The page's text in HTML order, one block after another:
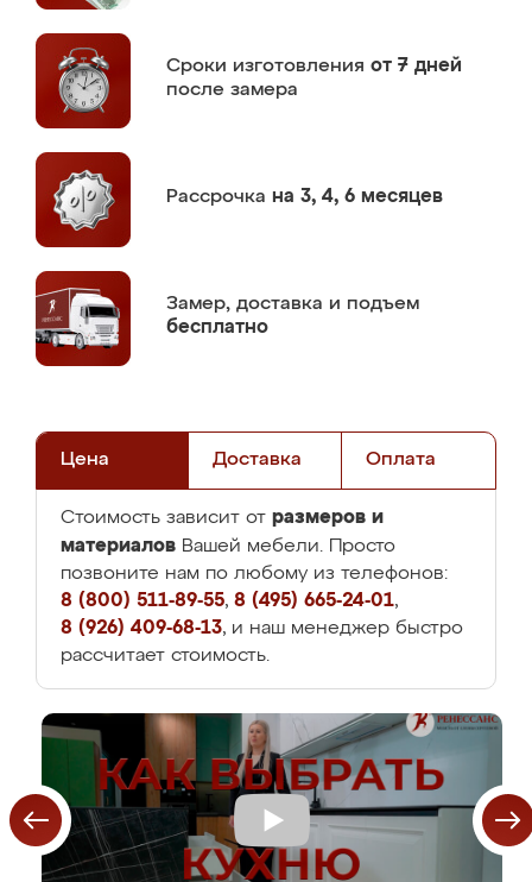
Сроки изготовления от 7 дней
после замера
Рассрочка на 3, 4, 6 месяцев
Замер, доставка и подъем
бесплатно
Цена Доставка Оплата
Стоимость зависит от размеров и
материалов Вашей мебели. Просто
позвоните нам по любому из телефонов:
8 (800) 511-89-55, 8 (495) 665-24-01,
8 (926) 409-68-13, и наш менеджер быстро
рассчитает стоимость.